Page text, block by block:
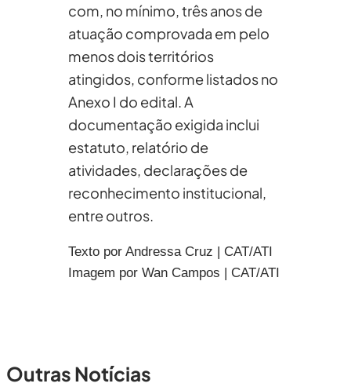
com, no mínimo, três anos de
atuação comprovada em pelo
menos dois territórios
atingidos, conforme listados no
Anexo I do edital. A
documentação exigida inclui
estatuto, relatório de
atividades, declarações de
reconhecimento institucional,
entre outros.
Texto por Andressa Cruz | CAT/ATI
Imagem por Wan Campos | CAT/ATI
Outras Notícias